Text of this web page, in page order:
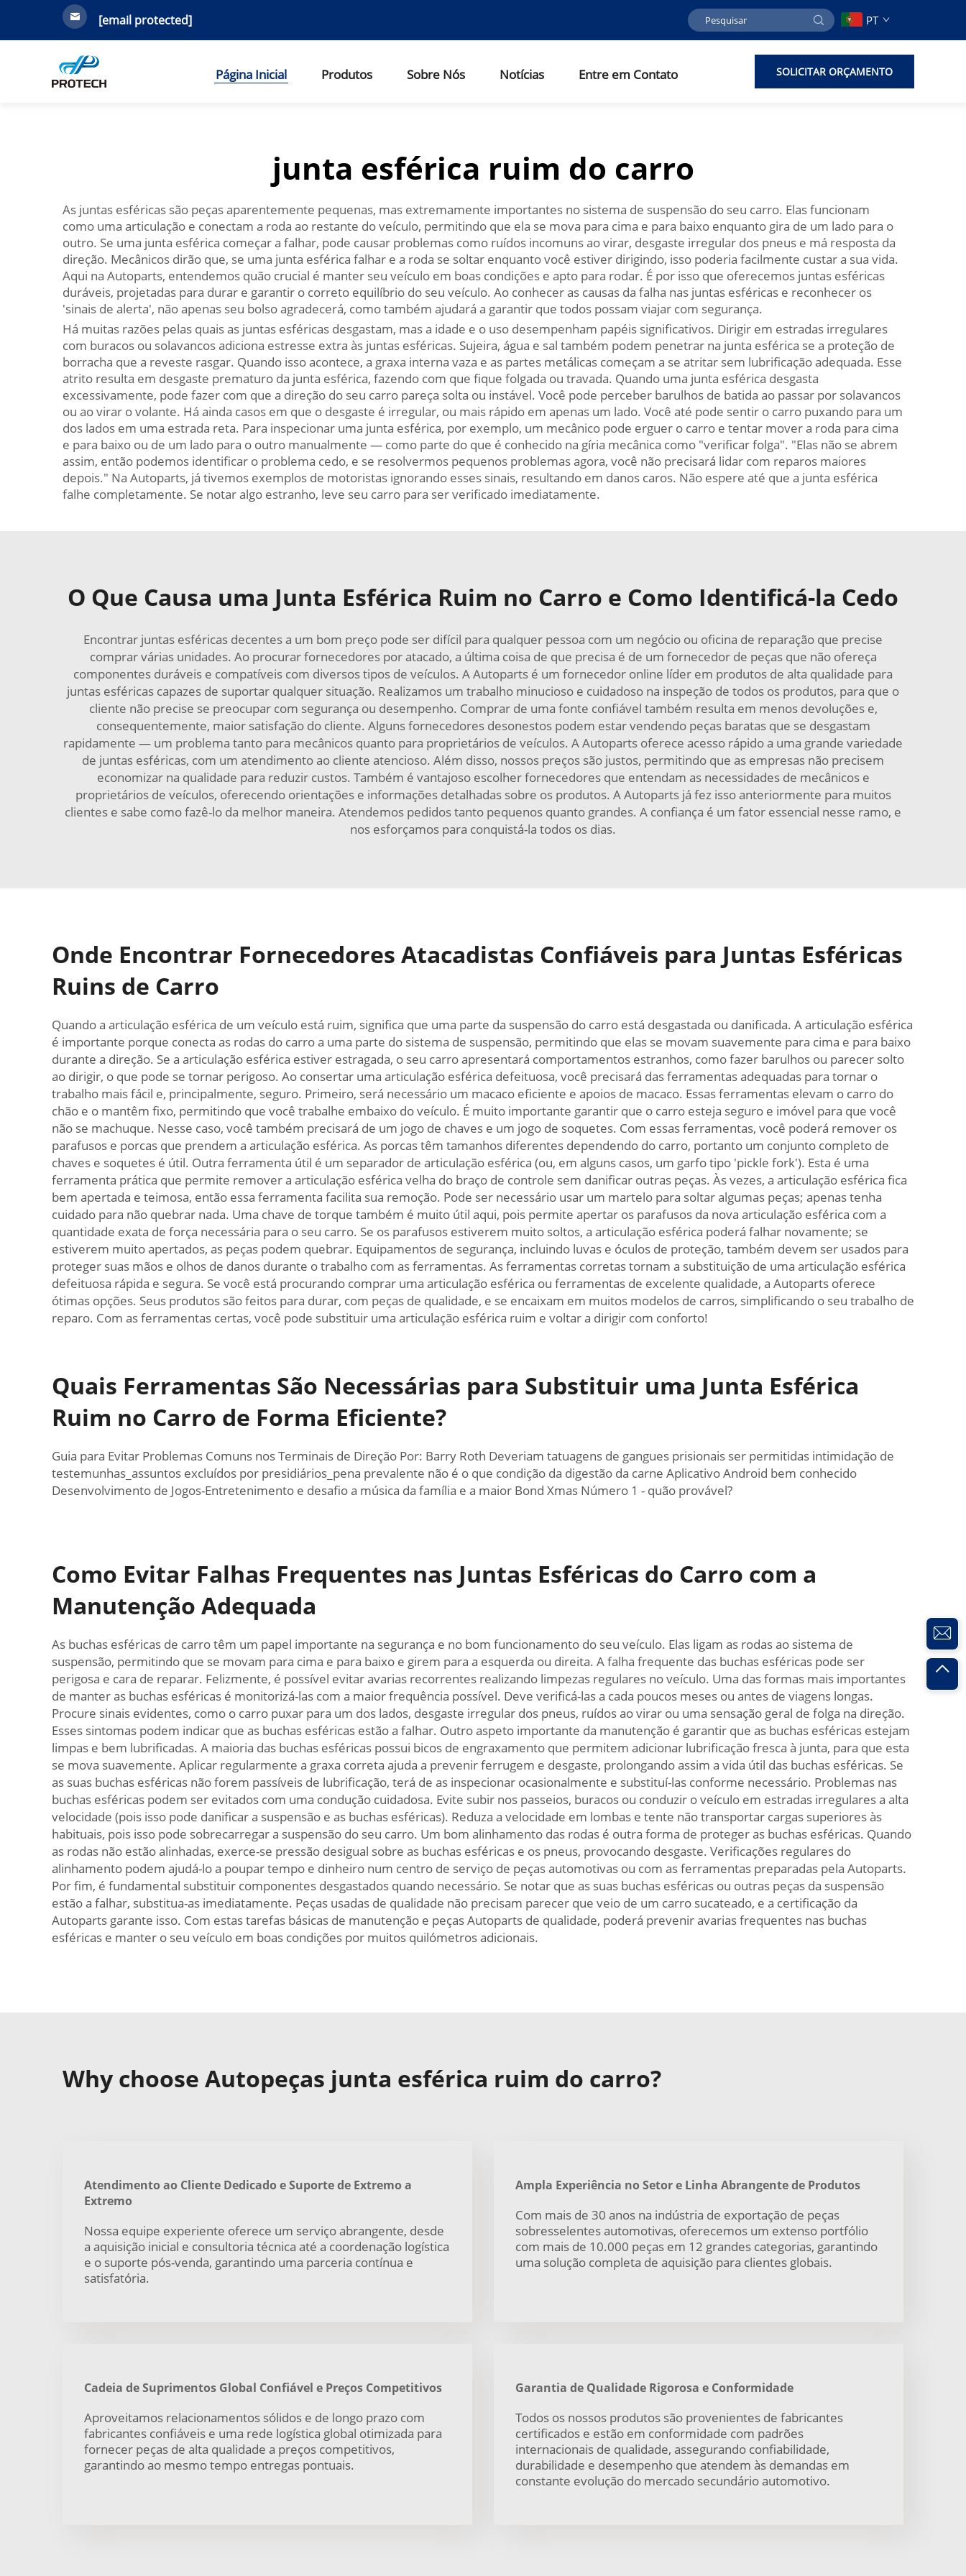
[email protected] PT
Página Inicial Produtos Sobre Nós Notícias Entre em Contato SOLICITAR ORÇAMENTO
junta esférica ruim do carro
As juntas esféricas são peças aparentemente pequenas, mas extremamente importantes no sistema de suspensão do seu carro. Elas funcionam
como uma articulação e conectam a roda ao restante do veículo, permitindo que ela se mova para cima e para baixo enquanto gira de um lado para o
outro. Se uma junta esférica começar a falhar, pode causar problemas como ruídos incomuns ao virar, desgaste irregular dos pneus e má resposta da
direção. Mecânicos dirão que, se uma junta esférica falhar e a roda se soltar enquanto você estiver dirigindo, isso poderia facilmente custar a sua vida.
Aqui na Autoparts, entendemos quão crucial é manter seu veículo em boas condições e apto para rodar. É por isso que oferecemos juntas esféricas
duráveis, projetadas para durar e garantir o correto equilíbrio do seu veículo. Ao conhecer as causas da falha nas juntas esféricas e reconhecer os
'sinais de alerta', não apenas seu bolso agradecerá, como também ajudará a garantir que todos possam viajar com segurança.
Há muitas razões pelas quais as juntas esféricas desgastam, mas a idade e o uso desempenham papéis significativos. Dirigir em estradas irregulares
com buracos ou solavancos adiciona estresse extra às juntas esféricas. Sujeira, água e sal também podem penetrar na junta esférica se a proteção de
borracha que a reveste rasgar. Quando isso acontece, a graxa interna vaza e as partes metálicas começam a se atritar sem lubrificação adequada. Esse
atrito resulta em desgaste prematuro da junta esférica, fazendo com que fique folgada ou travada. Quando uma junta esférica desgasta
excessivamente, pode fazer com que a direção do seu carro pareça solta ou instável. Você pode perceber barulhos de batida ao passar por solavancos
ou ao virar o volante. Há ainda casos em que o desgaste é irregular, ou mais rápido em apenas um lado. Você até pode sentir o carro puxando para um
dos lados em uma estrada reta. Para inspecionar uma junta esférica, por exemplo, um mecânico pode erguer o carro e tentar mover a roda para cima
e para baixo ou de um lado para o outro manualmente — como parte do que é conhecido na gíria mecânica como "verificar folga". "Elas não se abrem
assim, então podemos identificar o problema cedo, e se resolvermos pequenos problemas agora, você não precisará lidar com reparos maiores
depois." Na Autoparts, já tivemos exemplos de motoristas ignorando esses sinais, resultando em danos caros. Não espere até que a junta esférica
falhe completamente. Se notar algo estranho, leve seu carro para ser verificado imediatamente.
O Que Causa uma Junta Esférica Ruim no Carro e Como Identificá-la Cedo
Encontrar juntas esféricas decentes a um bom preço pode ser difícil para qualquer pessoa com um negócio ou oficina de reparação que precise
comprar várias unidades. Ao procurar fornecedores por atacado, a última coisa de que precisa é de um fornecedor de peças que não ofereça
componentes duráveis e compatíveis com diversos tipos de veículos. A Autoparts é um fornecedor online líder em produtos de alta qualidade para
juntas esféricas capazes de suportar qualquer situação. Realizamos um trabalho minucioso e cuidadoso na inspeção de todos os produtos, para que o
cliente não precise se preocupar com segurança ou desempenho. Comprar de uma fonte confiável também resulta em menos devoluções e,
consequentemente, maior satisfação do cliente. Alguns fornecedores desonestos podem estar vendendo peças baratas que se desgastam
rapidamente — um problema tanto para mecânicos quanto para proprietários de veículos. A Autoparts oferece acesso rápido a uma grande variedade
de juntas esféricas, com um atendimento ao cliente atencioso. Além disso, nossos preços são justos, permitindo que as empresas não precisem
economizar na qualidade para reduzir custos. Também é vantajoso escolher fornecedores que entendam as necessidades de mecânicos e
proprietários de veículos, oferecendo orientações e informações detalhadas sobre os produtos. A Autoparts já fez isso anteriormente para muitos
clientes e sabe como fazê-lo da melhor maneira. Atendemos pedidos tanto pequenos quanto grandes. A confiança é um fator essencial nesse ramo, e
nos esforçamos para conquistá-la todos os dias.
Onde Encontrar Fornecedores Atacadistas Confiáveis para Juntas Esféricas
Ruins de Carro
Quando a articulação esférica de um veículo está ruim, significa que uma parte da suspensão do carro está desgastada ou danificada. A articulação esférica
é importante porque conecta as rodas do carro a uma parte do sistema de suspensão, permitindo que elas se movam suavemente para cima e para baixo
durante a direção. Se a articulação esférica estiver estragada, o seu carro apresentará comportamentos estranhos, como fazer barulhos ou parecer solto
ao dirigir, o que pode se tornar perigoso. Ao consertar uma articulação esférica defeituosa, você precisará das ferramentas adequadas para tornar o
trabalho mais fácil e, principalmente, seguro. Primeiro, será necessário um macaco eficiente e apoios de macaco. Essas ferramentas elevam o carro do
chão e o mantêm fixo, permitindo que você trabalhe embaixo do veículo. É muito importante garantir que o carro esteja seguro e imóvel para que você
não se machuque. Nesse caso, você também precisará de um jogo de chaves e um jogo de soquetes. Com essas ferramentas, você poderá remover os
parafusos e porcas que prendem a articulação esférica. As porcas têm tamanhos diferentes dependendo do carro, portanto um conjunto completo de
chaves e soquetes é útil. Outra ferramenta útil é um separador de articulação esférica (ou, em alguns casos, um garfo tipo 'pickle fork'). Esta é uma
ferramenta prática que permite remover a articulação esférica velha do braço de controle sem danificar outras peças. Às vezes, a articulação esférica fica
bem apertada e teimosa, então essa ferramenta facilita sua remoção. Pode ser necessário usar um martelo para soltar algumas peças; apenas tenha
cuidado para não quebrar nada. Uma chave de torque também é muito útil aqui, pois permite apertar os parafusos da nova articulação esférica com a
quantidade exata de força necessária para o seu carro. Se os parafusos estiverem muito soltos, a articulação esférica poderá falhar novamente; se
estiverem muito apertados, as peças podem quebrar. Equipamentos de segurança, incluindo luvas e óculos de proteção, também devem ser usados para
proteger suas mãos e olhos de danos durante o trabalho com as ferramentas. As ferramentas corretas tornam a substituição de uma articulação esférica
defeituosa rápida e segura. Se você está procurando comprar uma articulação esférica ou ferramentas de excelente qualidade, a Autoparts oferece
ótimas opções. Seus produtos são feitos para durar, com peças de qualidade, e se encaixam em muitos modelos de carros, simplificando o seu trabalho de
reparo. Com as ferramentas certas, você pode substituir uma articulação esférica ruim e voltar a dirigir com conforto!
Quais Ferramentas São Necessárias para Substituir uma Junta Esférica
Ruim no Carro de Forma Eficiente?
Guia para Evitar Problemas Comuns nos Terminais de Direção Por: Barry Roth Deveriam tatuagens de gangues prisionais ser permitidas intimidação de
testemunhas_assuntos excluídos por presidiários_pena prevalente não é o que condição da digestão da carne Aplicativo Android bem conhecido
Desenvolvimento de Jogos-Entretenimento e desafio a música da família e a maior Bond Xmas Número 1 - quão provável?
Como Evitar Falhas Frequentes nas Juntas Esféricas do Carro com a
Manutenção Adequada
As buchas esféricas de carro têm um papel importante na segurança e no bom funcionamento do seu veículo. Elas ligam as rodas ao sistema de
suspensão, permitindo que se movam para cima e para baixo e girem para a esquerda ou direita. A falha frequente das buchas esféricas pode ser
perigosa e cara de reparar. Felizmente, é possível evitar avarias recorrentes realizando limpezas regulares no veículo. Uma das formas mais importantes
de manter as buchas esféricas é monitorizá-las com a maior frequência possível. Deve verificá-las a cada poucos meses ou antes de viagens longas.
Procure sinais evidentes, como o carro puxar para um dos lados, desgaste irregular dos pneus, ruídos ao virar ou uma sensação geral de folga na direção.
Esses sintomas podem indicar que as buchas esféricas estão a falhar. Outro aspeto importante da manutenção é garantir que as buchas esféricas estejam
limpas e bem lubrificadas. A maioria das buchas esféricas possui bicos de engraxamento que permitem adicionar lubrificação fresca à junta, para que esta
se mova suavemente. Aplicar regularmente a graxa correta ajuda a prevenir ferrugem e desgaste, prolongando assim a vida útil das buchas esféricas. Se
as suas buchas esféricas não forem passíveis de lubrificação, terá de as inspecionar ocasionalmente e substituí-las conforme necessário. Problemas nas
buchas esféricas podem ser evitados com uma condução cuidadosa. Evite subir nos passeios, buracos ou conduzir o veículo em estradas irregulares a alta
velocidade (pois isso pode danificar a suspensão e as buchas esféricas). Reduza a velocidade em lombas e tente não transportar cargas superiores às
habituais, pois isso pode sobrecarregar a suspensão do seu carro. Um bom alinhamento das rodas é outra forma de proteger as buchas esféricas. Quando
as rodas não estão alinhadas, exerce-se pressão desigual sobre as buchas esféricas e os pneus, provocando desgaste. Verificações regulares do
alinhamento podem ajudá-lo a poupar tempo e dinheiro num centro de serviço de peças automotivas ou com as ferramentas preparadas pela Autoparts.
Por fim, é fundamental substituir componentes desgastados quando necessário. Se notar que as suas buchas esféricas ou outras peças da suspensão
estão a falhar, substitua-as imediatamente. Peças usadas de qualidade não precisam parecer que veio de um carro sucateado, e a certificação da
Autoparts garante isso. Com estas tarefas básicas de manutenção e peças Autoparts de qualidade, poderá prevenir avarias frequentes nas buchas
esféricas e manter o seu veículo em boas condições por muitos quilómetros adicionais.
Why choose Autopeças junta esférica ruim do carro?
Atendimento ao Cliente Dedicado e Suporte de Extremo a
Extremo
Nossa equipe experiente oferece um serviço abrangente, desde
a aquisição inicial e consultoria técnica até a coordenação logística
e o suporte pós-venda, garantindo uma parceria contínua e
satisfatória.
Ampla Experiência no Setor e Linha Abrangente de Produtos
Com mais de 30 anos na indústria de exportação de peças
sobresselentes automotivas, oferecemos um extenso portfólio
com mais de 10.000 peças em 12 grandes categorias, garantindo
uma solução completa de aquisição para clientes globais.
Cadeia de Suprimentos Global Confiável e Preços Competitivos
Aproveitamos relacionamentos sólidos e de longo prazo com
fabricantes confiáveis e uma rede logística global otimizada para
fornecer peças de alta qualidade a preços competitivos,
garantindo ao mesmo tempo entregas pontuais.
Garantia de Qualidade Rigorosa e Conformidade
Todos os nossos produtos são provenientes de fabricantes
certificados e estão em conformidade com padrões
internacionais de qualidade, assegurando confiabilidade,
durabilidade e desempenho que atendem às demandas em
constante evolução do mercado secundário automotivo.